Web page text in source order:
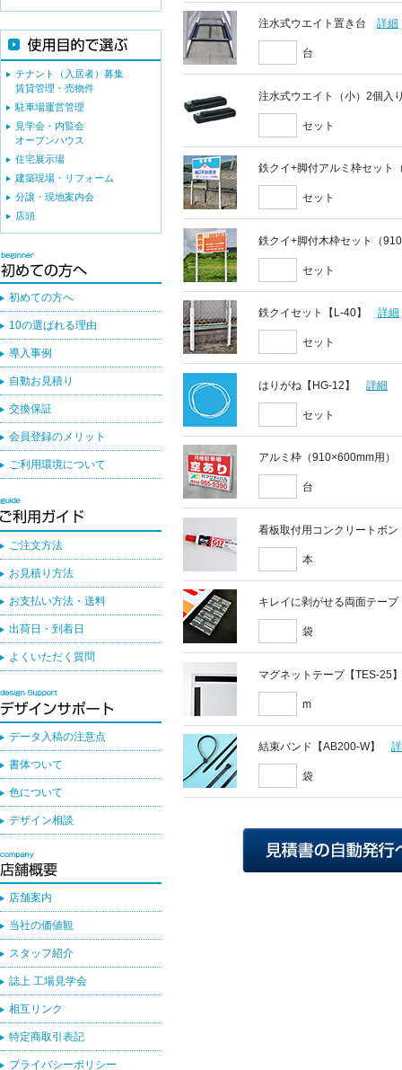
注水式ウエイト置き台 詳細
台
注水式ウエイト（小）2個入
セット
鉄クイ+脚付アルミ枠セット
セット
鉄クイ+脚付木枠セット（
セット
鉄クイセット【L-40】 詳細
セット
はりがね【HG-12】 詳細
セット
アルミ枠（910×600mm用）
台
看板取付用コンクリートボン
本
キレイに剥がせる両面テープ
袋
マグネットテープ【TES-25
m
結束バンド【AB200-W】
袋
テナント（入居者）募集
賃貸管理・売物件
駐車場運営管理
見学会・内覧会
オープンハウス
住宅展示場
建築現場・リフォーム
分譲・現地案内会
店頭
初めての方へ
10の選ばれる理由
導入事例
自動お見積り
交換保証
会員登録のメリット
ご利用環境について
ご注文方法
お見積り方法
お支払い方法・送料
出荷日・到着日
よくいただく質問
データ入稿の注意点
書体ついて
色について
デザイン相談
店舗案内
当社の価値観
スタッフ紹介
誌上 工場見学会
相互リンク
特定商取引表記
プライバシーポリシー